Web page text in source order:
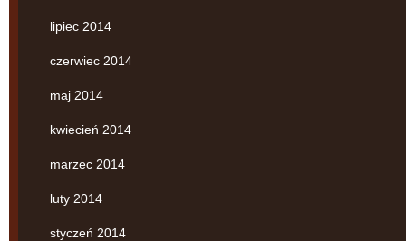
lipiec 2014
czerwiec 2014
maj 2014
kwiecień 2014
marzec 2014
luty 2014
styczeń 2014